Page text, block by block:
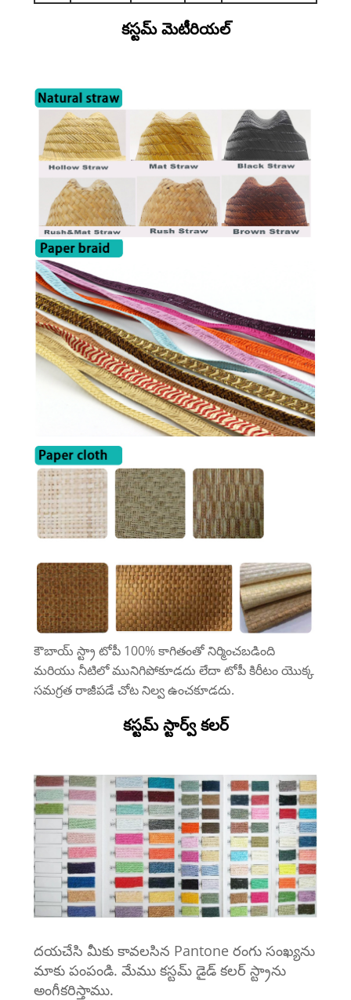
కస్టమ్ మెటీరియల్
కౌబాయ్ స్ట్రా టోపీ 100% కాగితంతో నిర్మించబడింది
మరియు నీటిలో మునిగిపోకూడదు లేదా టోపీ కిరీటం యొక్క
సమగ్రత రాజీపడే చోట నిల్వ ఉంచకూడదు.
కస్టమ్ స్టార్వ్ కలర్
దయచేసి మీకు కావలసిన Pantone రంగు సంఖ్యను
మాకు పంపండి. మేము కస్టమ్ డైడ్ కలర్ స్ట్రాను
అంగీకరిస్తాము.